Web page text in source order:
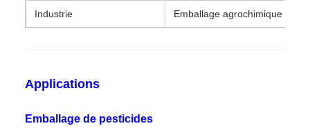
Industrie Emballage agrochimique
Applications
Emballage de pesticides